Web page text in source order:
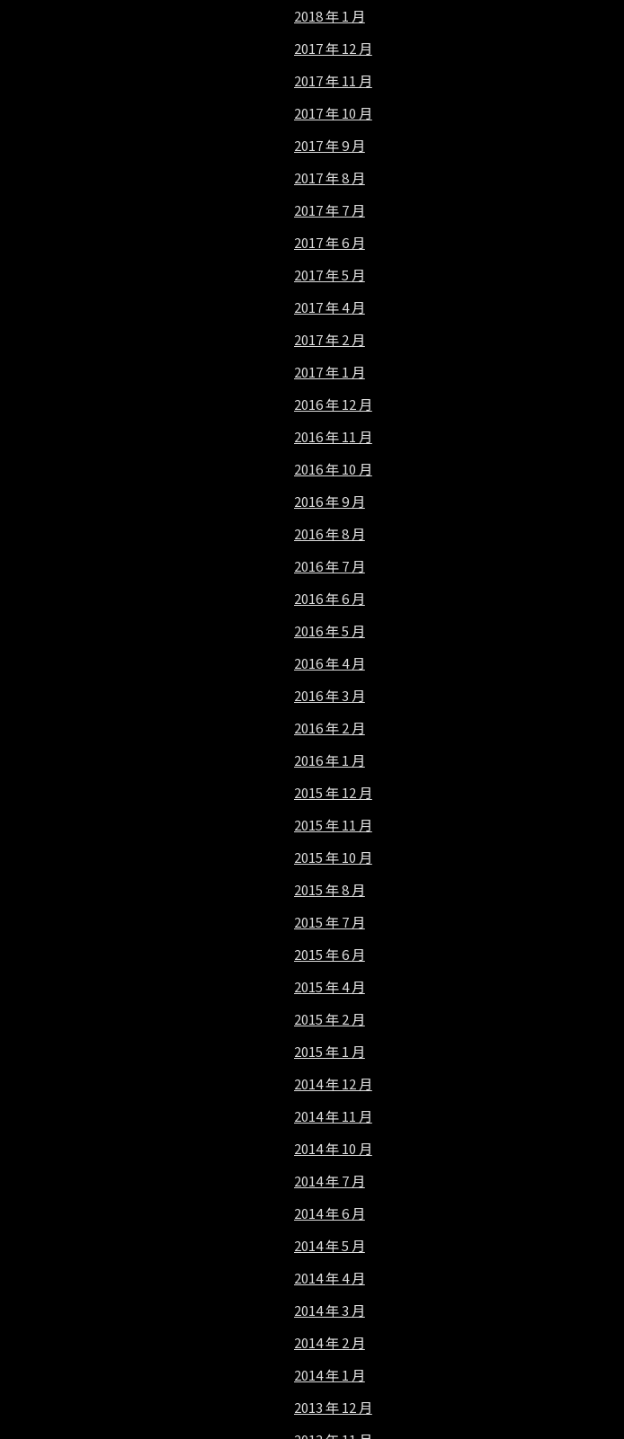
2018 年 1 月
2017 年 12 月
2017 年 11 月
2017 年 10 月
2017 年 9 月
2017 年 8 月
2017 年 7 月
2017 年 6 月
2017 年 5 月
2017 年 4 月
2017 年 2 月
2017 年 1 月
2016 年 12 月
2016 年 11 月
2016 年 10 月
2016 年 9 月
2016 年 8 月
2016 年 7 月
2016 年 6 月
2016 年 5 月
2016 年 4 月
2016 年 3 月
2016 年 2 月
2016 年 1 月
2015 年 12 月
2015 年 11 月
2015 年 10 月
2015 年 8 月
2015 年 7 月
2015 年 6 月
2015 年 4 月
2015 年 2 月
2015 年 1 月
2014 年 12 月
2014 年 11 月
2014 年 10 月
2014 年 7 月
2014 年 6 月
2014 年 5 月
2014 年 4 月
2014 年 3 月
2014 年 2 月
2014 年 1 月
2013 年 12 月